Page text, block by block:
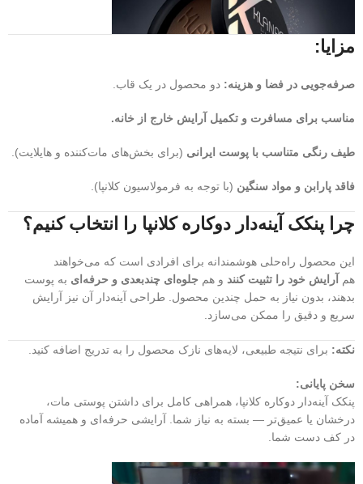
مزایا:
صرفه‌جویی در فضا و هزینه: دو محصول در یک قاب.
مناسب برای مسافرت و تکمیل آرایش خارج از خانه.
طیف رنگی متناسب با پوست ایرانی (برای بخش‌های مات‌کننده و هایلایت).
فاقد پارابن و مواد سنگین (با توجه به فرمولاسیون کلانپا).
چرا پنکک آینه‌دار دوکاره کلانپا را انتخاب کنیم؟
این محصول راه‌حلی هوشمندانه برای افرادی است که می‌خواهند
هم آرایش خود را تثبیت کنند و هم جلوه‌ای چندبعدی و حرفه‌ای به پوست
بدهند، بدون نیاز به حمل چندین محصول. طراحی آینه‌دار آن نیز آرایش
سریع و دقیق را ممکن می‌سازد.
نکته: برای نتیجه طبیعی، لایه‌های نازک محصول را به تدریج اضافه کنید.
سخن پایانی:
پنکک آینه‌دار دوکاره کلانپا، همراهی کامل برای داشتن پوستی مات،
درخشان یا عمیق‌تر — بسته به نیاز شما. آرایشی حرفه‌ای و همیشه آماده
در کف دست شما.